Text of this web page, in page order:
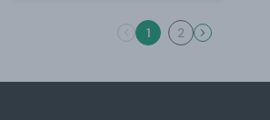
1 2